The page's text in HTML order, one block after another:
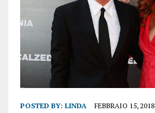
POSTED BY: LINDA FEBBRAIO 15, 2018